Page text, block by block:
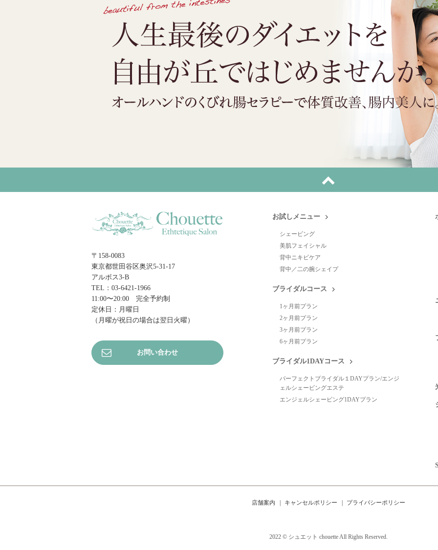
〒158-0083
東京都世田谷区奥沢5-31-17
アルボス3-B
TEL：03-6421-1966
11:00〜20:00 完全予約制
定休日：月曜日
（月曜が祝日の場合は翌日火曜）
お問い合わせ
お試しメニュー
シェービング
美肌フェイシャル
背中ニキビケア
背中／二の腕シェイプ
ブライダルコース
1ヶ月前プラン
2ヶ月前プラン
3ヶ月前プラン
6ヶ月前プラン
ブライダル1DAYコース
パーフェクトブライダル１DAYプラン/エンジ
ェルシェービングエステ
エンジェルシェービング1DAYプラン
店舗案内 キャンセルポリシー プライバシーポリシー
2022 © シュエット chouette All Rights Reserved.